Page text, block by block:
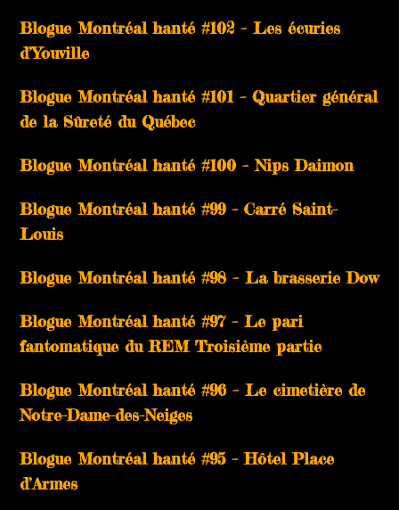
Blogue Montréal hanté #102 – Les écuries
d’Youville
Blogue Montréal hanté #101 – Quartier général
de la Sûreté du Québec
Blogue Montréal hanté #100 – Nips Daimon
Blogue Montréal hanté #99 – Carré Saint-
Louis
Blogue Montréal hanté #98 – La brasserie Dow
Blogue Montréal hanté #97 – Le pari
fantomatique du REM Troisième partie
Blogue Montréal hanté #96 – Le cimetière de
Notre-Dame-des-Neiges
Blogue Montréal hanté #95 – Hôtel Place
d’Armes